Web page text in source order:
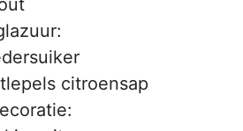
citroensap